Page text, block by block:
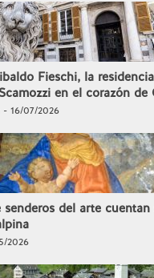
Fieschi, la residencia
en el corazón de
- 16/07/2026
senderos del arte cuentan
2026